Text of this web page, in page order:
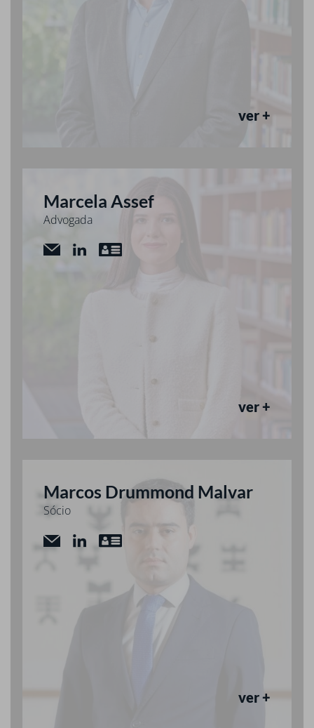
ver +
Marcela Assef
Advogada
ver +
Marcos Drummond Malvar
Sócio
ver +